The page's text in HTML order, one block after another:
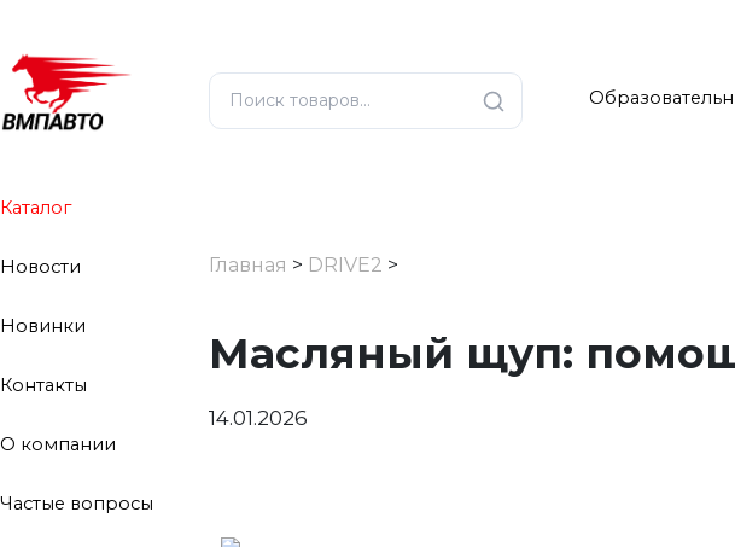
Каталог
Новости
Новинки
Контакты
О компании
Частые вопросы
Главная > DRIVE2 >
Масляный щуп:
14.01.2026